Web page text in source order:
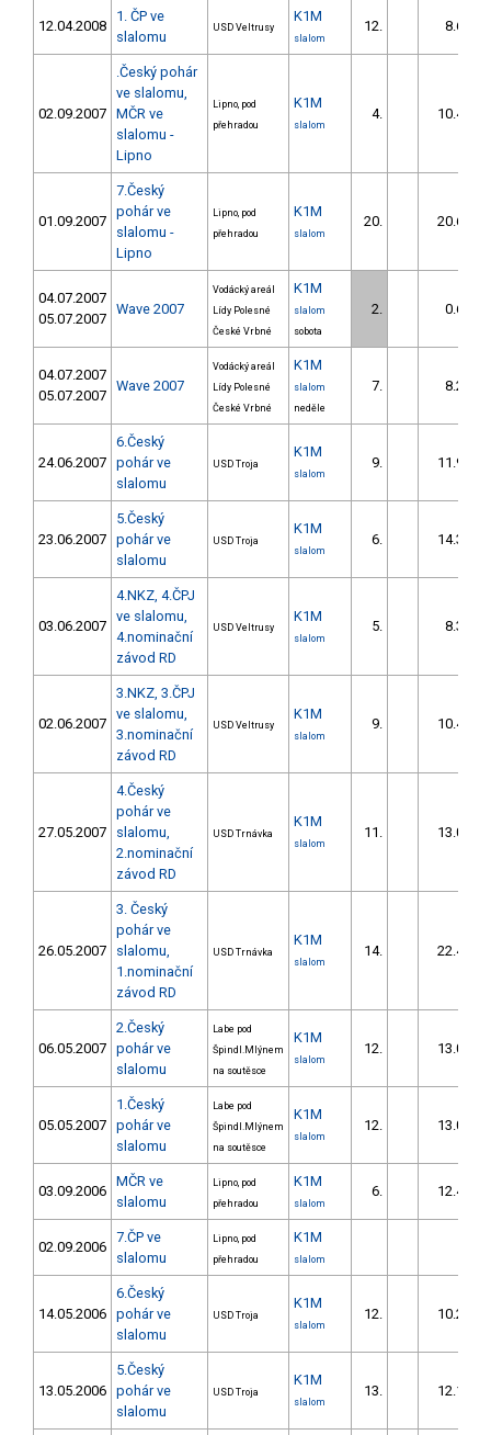
12.04.2008
1. ČP ve
slalomu
USD Veltrusy
K1M
slalom
12. 8.60
02.09.2007
.Český pohár
ve slalomu,
MČR ve
slalomu -
Lipno
Lipno, pod
přehradou
K1M
slalom
4. 10.48
01.09.2007
7.Český
pohár ve
slalomu -
Lipno
Lipno, pod
přehradou
K1M
slalom
20. 20.60
04.07.2007
05.07.2007
Wave 2007
Vodácký areál
Lídy Polesné
České Vrbné
K1M
slalom
sobota
2. 0.61
04.07.2007
05.07.2007
Wave 2007
Vodácký areál
Lídy Polesné
České Vrbné
K1M
slalom
neděle
7. 8.29
24.06.2007
6.Český
pohár ve
slalomu
USD Troja
K1M
slalom
9. 11.97
23.06.2007
5.Český
pohár ve
slalomu
USD Troja
K1M
slalom
6. 14.36
03.06.2007
4.NKZ, 4.ČPJ
ve slalomu,
4.nominační
závod RD
USD Veltrusy
K1M
slalom
5. 8.30
02.06.2007
3.NKZ, 3.ČPJ
ve slalomu,
3.nominační
závod RD
USD Veltrusy
K1M
slalom
9. 10.43
27.05.2007
4.Český
pohár ve
slalomu,
2.nominační
závod RD
USD Trnávka
K1M
slalom
11. 13.09
26.05.2007
3. Český
pohár ve
slalomu,
1.nominační
závod RD
USD Trnávka
K1M
slalom
14. 22.42
06.05.2007
2.Český
pohár ve
slalomu
Labe pod
Špindl.Mlýnem
na soutěsce
K1M
slalom
12. 13.05
05.05.2007
1.Český
pohár ve
slalomu
Labe pod
Špindl.Mlýnem
na soutěsce
K1M
slalom
12. 13.05
03.09.2006
MČR ve
slalomu
Lipno, pod
přehradou
K1M
slalom
6. 12.46
02.09.2006
7.ČP ve
slalomu
Lipno, pod
přehradou
K1M
slalom
14.05.2006
6.Český
pohár ve
slalomu
USD Troja
K1M
slalom
12. 10.27
13.05.2006
5.Český
pohár ve
slalomu
USD Troja
K1M
slalom
13. 12.16